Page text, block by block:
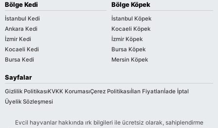
Bölge Kedi
İstanbul Kedi
Ankara Kedi
İzmir Kedi
Kocaeli Kedi
Bursa Kedi
Bölge Köpek
İstanbul Köpek
Kocaeli Köpek
İzmir Köpek
Bursa Köpek
Mersin Köpek
Sayfalar
Gizlilik PolitikasıKVKK KorumasıÇerez Politikasıİlan Fiyatlarıİade İptal
Üyelik Sözleşmesi
Evcil hayvanlar hakkında ırk bilgileri ile ücretsiz olarak, sahiplendirme